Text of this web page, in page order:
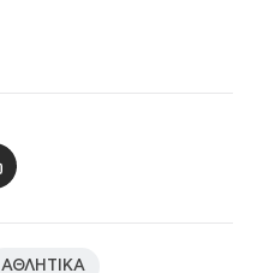
ΑΘΛΗΤΙΚΑ